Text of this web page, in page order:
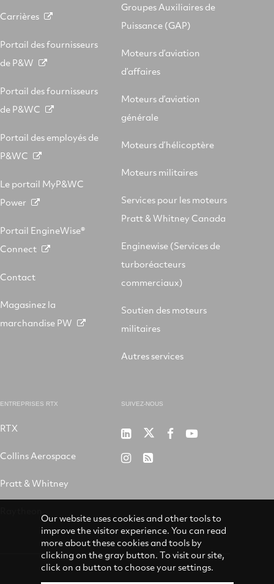
Carrières
Portail des fournisseurs
de P&W
Portail des fournisseurs
de P&WC
Portail des employés de
P&WC
Le portail MyP&WC
Power
Portail EngineWise®
Connect
Contact
Magasinez la
marchandise PW
Groupes Auxiliaires de
Puissance (GAP)
Moteurs d’aviation
d’affaires
Moteurs d’aviation
générale
Moteurs d’hélicoptère
Moteurs militaires
Services pour les moteurs
Pratt & Whitney Canada
Enginewise (Services de
turboréacteurs
commerciaux)
Soutien des moteurs
militaires
Autres services
ENTREPRISES RTX
RTX
Collins Aerospace
Pratt & Whitney
SUIVEZ-NOUS
P&W
sur
P&W P&W P&W
P&WRSS
Our website uses cookies and other tools to
improve the visitor experience. You can read
more about these cookies and tools by
clicking on the gray button. To visit our site,
click on a button to choose your settings.